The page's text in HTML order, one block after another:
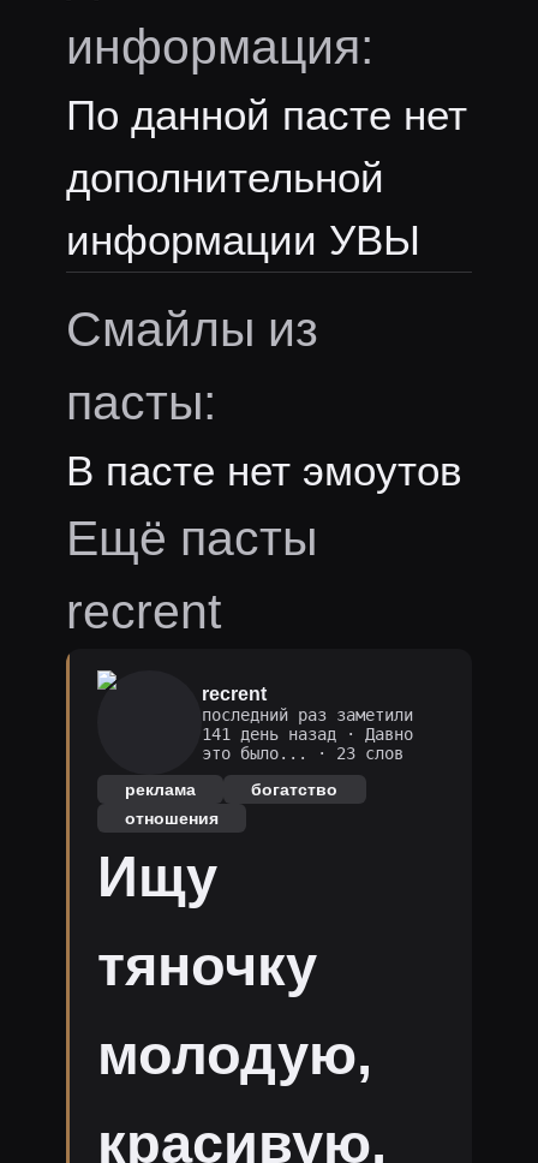
информация:
По данной пасте нет
дополнительной
информации УВЫ
Смайлы из
пасты:
В пасте нет эмоутов
Ещё пасты
recrent
recrent
последний раз заметили
141 день назад ·
Давно
это было...
· 23 слов
реклама
богатство
отношения
Ищу
тяночку
молодую,
красивую,